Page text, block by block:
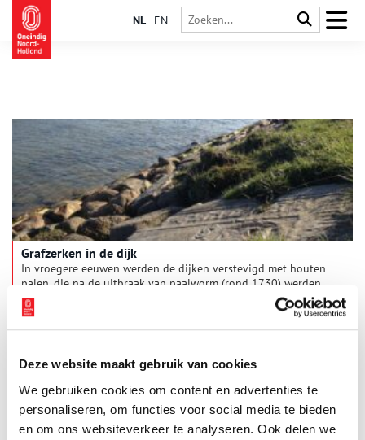
Deze website maakt gebruik van cookies
We gebruiken cookies om content en advertenties te
personaliseren, om functies voor social media te bieden
en om ons websiteverkeer te analyseren. Ook delen we
NL EN
Grafzerken in de dijk
In vroegere eeuwen werden de dijken verstevigd met houten
palen, die na de uitbraak van paalworm (rond 1730) werden
vervangen door Noordse stenen. Maar tussen 1700 en 1916
maakten vele watersnoodrampen het nodig om de dijken nog
beter te versterken. “Dat gebeurde met puin,” vertelt
men maar te pakken kon krijgen: van oude stadspoorten tot
grafzerken. En die vinden we dus nu terug in de dijk.”